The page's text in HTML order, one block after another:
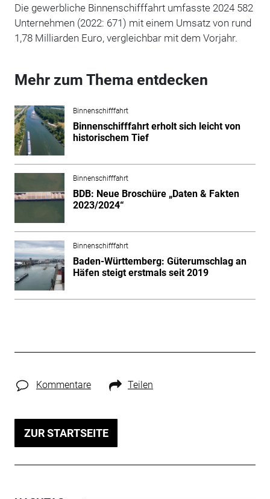
Die gewerbliche Binnenschifffahrt umfasste 2024 582
Unternehmen (2022: 671) mit einem Umsatz von rund
1,78 Milliarden Euro, vergleichbar mit dem Vorjahr.
Mehr zum Thema entdecken
Binnenschifffahrt
Binnenschifffahrt erholt sich leicht von
historischem Tief
Binnenschifffahrt
BDB: Neue Broschüre „Daten & Fakten
2023/2024“
Binnenschifffahrt
Baden-Württemberg: Güterumschlag an
Häfen steigt erstmals seit 2019
Kommentare Teilen
ZUR STARTSEITE